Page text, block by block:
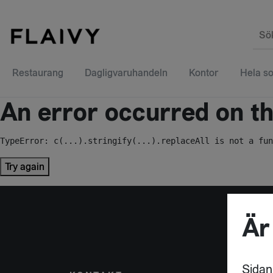
Restaurang Dagligvaruhandeln Kontor Hela
An error occurred on
TypeError: c(...).stringify(...).replaceAll is not a
Try again